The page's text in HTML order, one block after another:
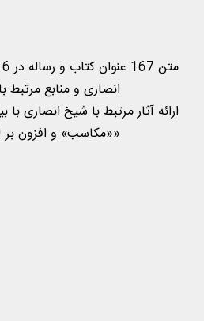
انصاری و منابع مرتبط
«مکاسب» و افزون‌ بر 20 شرح و حاشیه بر «رسائل»